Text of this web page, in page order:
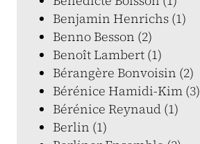
Benjamin Henrichs (1)
Benno Besson (2)
Benoît Lambert (1)
Bérangère Bonvoisin (2)
Bérénice Hamidi-Kim (3)
Bérénice Reynaud (1)
Berlin (1)